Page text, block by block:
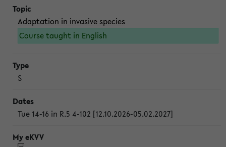
Adaptation in invasive species
Course taught in English
S
Tue 14-16 in R.5 4-102 [12.10.2026-05.02.2027]